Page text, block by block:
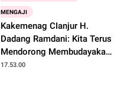
MENGAJI
Kakemenag CIanjur H.
Dadang Ramdani: Kita Terus
Mendorong Membudayakan
Maghrib Mengaji
17.53.00